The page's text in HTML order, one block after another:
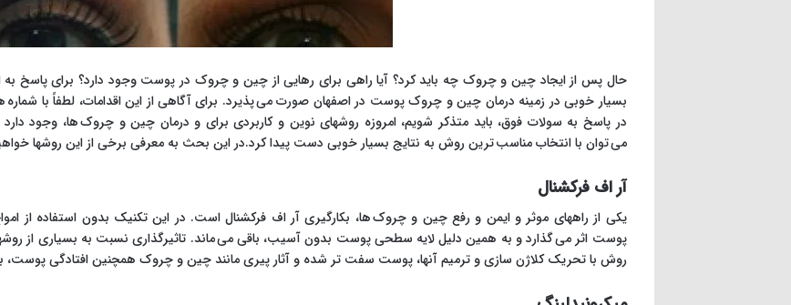
حال پس از ایجاد چین و چروک چه باید کرد؟ آیا راهی برای رهایی از چین و چروک در پوست وجود دارد؟ برای پاسخ به
بسیار خوبی در زمینه درمان چین و چروک پوست در اصفهان صورت می پذیرد. برای آگاهی از این اقدامات، لطفاً با
در پاسخ به سولات فوق، باید متذکر شویم، امروزه روشهای نوین و کاربردی برای و درمان چین و چروک ها، وجود دارد
می توان با انتخاب مناسب ترین روش به نتایج بسیار خوبی دست پیدا کرد.در این بحث به معرفی برخی از این روشها
آر اف فرکشنال
یکی از راههای موثر و ایمن و رفع چین و چروک ها، بکارگیری آر اف فرکشنال است. در این تکنیک بدون استفاده از
پوست اثر می گذارد و به همین دلیل لایه سطحی پوست بدون آسیب، باقی می ماند. تاثیرگذاری نسبت به بسیاری از
روش با تحریک کلاژن سازی و ترمیم آنها، پوست سفت تر شده و آثار پیری مانند چین و چروک همچنین افتادگی پوست،